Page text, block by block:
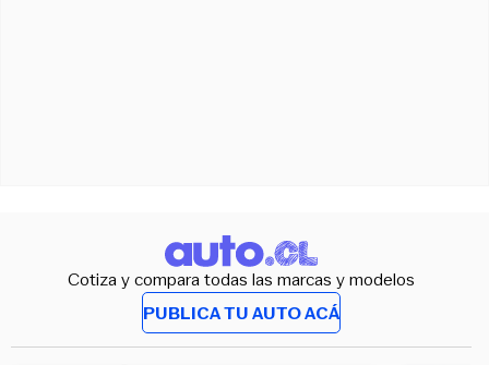
Cotiza y compara todas las marcas y modelos
PUBLICA TU AUTO ACÁ